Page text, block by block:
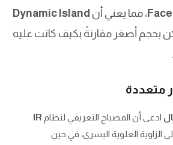
، مما يعني أن Dynamic Island
بحجم أصغر مقارنةً بكيف كانت عليه
متعددة
ادعى أن المصباح التعريفي لنظام IR
العلوية اليسرى، في حين